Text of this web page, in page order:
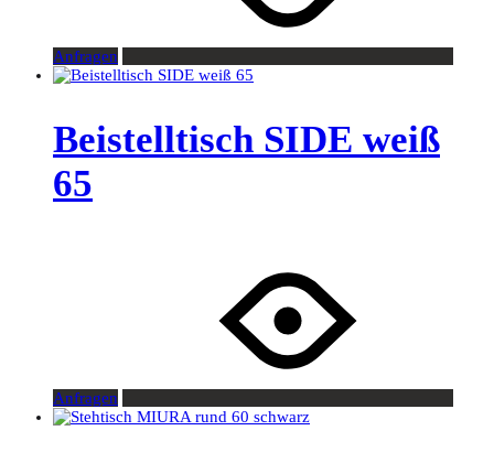
Anfragen
Beistelltisch SIDE weiß
65
Anfragen